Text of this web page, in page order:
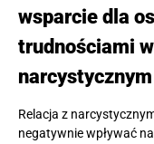
wsparcie dla
trudnościami
Relacja z
negatywnie wpływać